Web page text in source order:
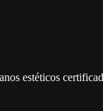
estéticos